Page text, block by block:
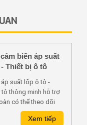
biến áp suất
Thiết bị ô tô
hỗ trợ lái xe
áp suất lốp ô tô -
tô thông minh hỗ trợ
có thể theo dõi
lốp xe 24/24, kịp thời
điều chỉnh hợp lý
Xem tiếp